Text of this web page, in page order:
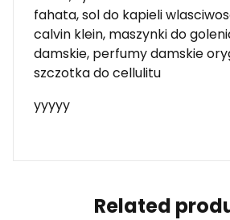
fahata, sol do kapieli
calvin klein, maszynki do
damskie, perfumy damskie
szczotka do cellulitu
yyyyy
Related